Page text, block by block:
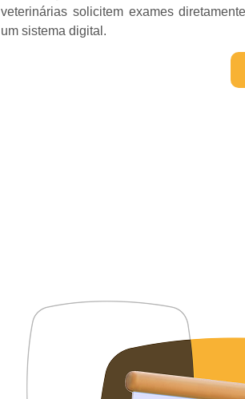
veterinárias solicitem exames
um sistema digital.